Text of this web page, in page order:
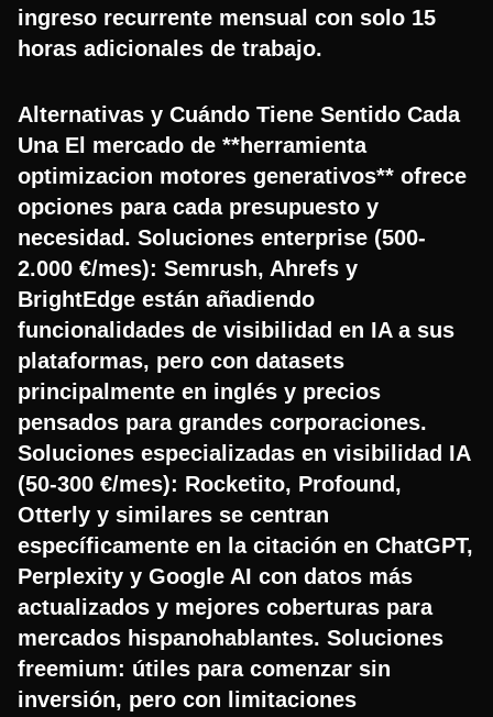
ingreso recurrente mensual con solo 15
horas adicionales de trabajo.
Alternativas y Cuándo Tiene Sentido Cada
Una El mercado de **herramienta
optimizacion motores generativos** ofrece
opciones para cada presupuesto y
necesidad. Soluciones enterprise (500-
2.000 €/mes): Semrush, Ahrefs y
BrightEdge están añadiendo
funcionalidades de visibilidad en IA a sus
plataformas, pero con datasets
principalmente en inglés y precios
pensados para grandes corporaciones.
Soluciones especializadas en visibilidad IA
(50-300 €/mes): Rocketito, Profound,
Otterly y similares se centran
específicamente en la citación en ChatGPT,
Perplexity y Google AI con datos más
actualizados y mejores coberturas para
mercados hispanohablantes. Soluciones
freemium: útiles para comenzar sin
inversión, pero con limitaciones